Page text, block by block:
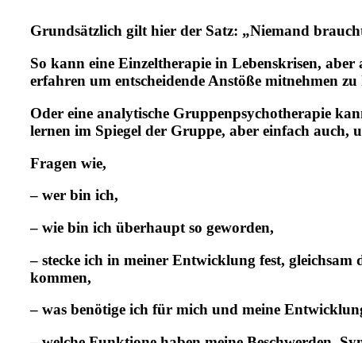
Grundsätzlich gilt hier der Satz: „Niemand
So kann eine Einzeltherapie in Lebenskrisen,
erfahren um entscheidende Anstöße mitnehmen
Oder eine analytische Gruppenpsychotherapie
lernen im Spiegel der Gruppe, aber einfach auch,
Fragen wie,
– wer bin ich,
– wie bin ich überhaupt so geworden,
– stecke ich in meiner Entwicklung fest,
kommen,
– was benötige ich für mich und meine